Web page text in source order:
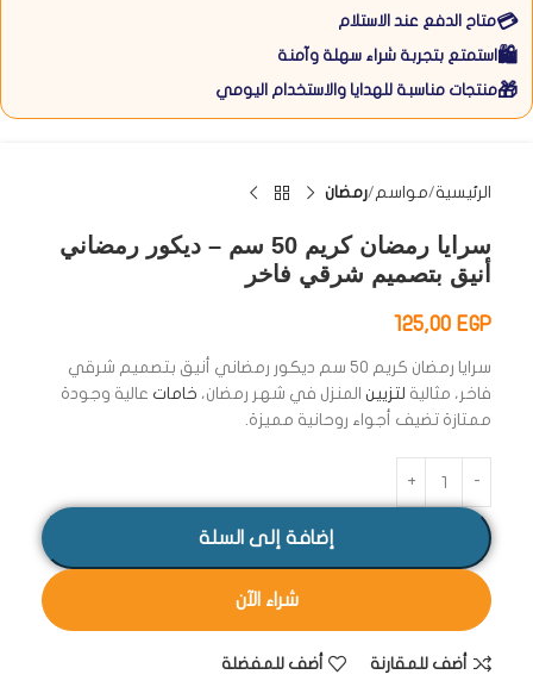
💳متاح الدفع عند الاستلام
🛍️ استمتع بتجربة شراء سهلة وآمنة
🎁منتجات مناسبة للهدايا والاستخدام اليومي
الرئيسية مواسم رمضان
سرايا رمضان كريم 50 سم – ديكور رمضاني
أنيق بتصميم شرقي فاخر
125,00 EGP
سرايا رمضان كريم 50 سم ديكور رمضاني أنيق بتصميم شرقي
فاخر، مثالية لتزيين المنزل في شهر رمضان، خامات عالية وجودة
ممتازة تضيف أجواء روحانية مميزة.
إضافة إلى السلة
شراء الآن
أضف للمقارنة أضف للمفضلة